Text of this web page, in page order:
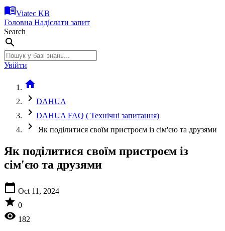
menu_bookViatec KB
Головна Надіслати запит
Search
search
Увійти
home
chevron_right DAHUA
chevron_right DAHUA FAQ ( Технічні запитання)
chevron_right Як поділитися своїм пристроєм із сім'єю та друзями
Як поділитися своїм пристроєм із
сім'єю та друзями
calendar_today Oct 11, 2024
star 0
visibility 182